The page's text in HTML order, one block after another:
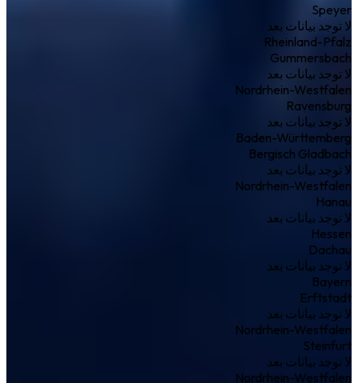
Speyer
لا توجد بيانات بعد
Rheinland-Pfalz
Gummersbach
لا توجد بيانات بعد
Nordrhein-Westfalen
Ravensburg
لا توجد بيانات بعد
Baden-Württemberg
Bergisch Gladbach
لا توجد بيانات بعد
Nordrhein-Westfalen
Hanau
لا توجد بيانات بعد
Hessen
Dachau
لا توجد بيانات بعد
Bayern
Erftstadt
لا توجد بيانات بعد
Nordrhein-Westfalen
Steinfurt
لا توجد بيانات بعد
Nordrhein-Westfalen